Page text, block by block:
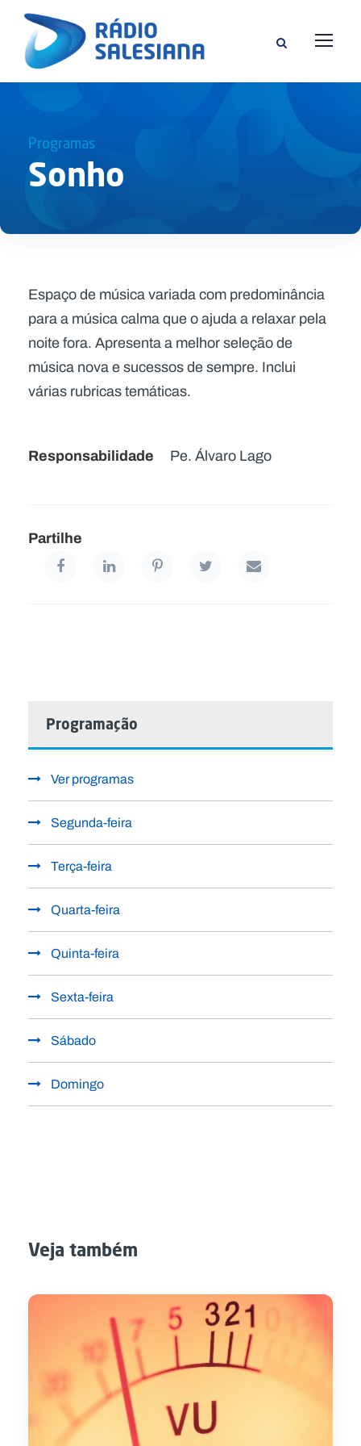
Programas
Sonho
Espaço de música variada com predominância
para a música calma que o ajuda a relaxar pela
noite fora. Apresenta a melhor seleção de
música nova e sucessos de sempre. Inclui
várias rubricas temáticas.
Responsabilidade Pe. Álvaro Lago
Partilhe
Programação
Ver programas
Segunda-feira
Terça-feira
Quarta-feira
Quinta-feira
Sexta-feira
Sábado
Domingo
Veja também
MAIS TARDE